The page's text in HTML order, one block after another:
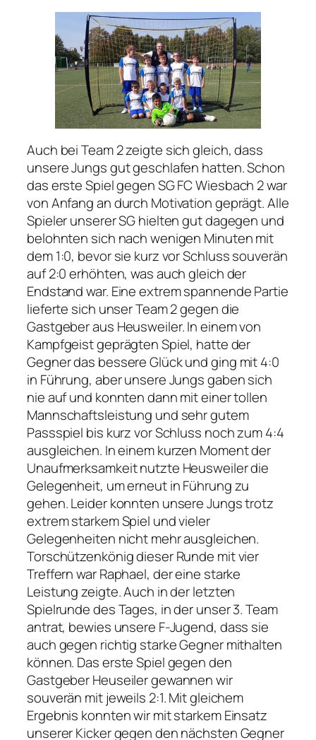
Auch bei Team 2 zeigte sich gleich, dass
unsere Jungs gut geschlafen hatten. Schon
das erste Spiel gegen SG FC Wiesbach 2 war
von Anfang an durch Motivation geprägt. Alle
Spieler unserer SG hielten gut dagegen und
belohnten sich nach wenigen Minuten mit
dem 1:0, bevor sie kurz vor Schluss souverän
auf 2:0 erhöhten, was auch gleich der
Endstand war. Eine extrem spannende Partie
lieferte sich unser Team 2 gegen die
Gastgeber aus Heusweiler. In einem von
Kampfgeist geprägten Spiel, hatte der
Gegner das bessere Glück und ging mit 4:0
in Führung, aber unsere Jungs gaben sich
nie auf und konnten dann mit einer tollen
Mannschaftsleistung und sehr gutem
Passspiel bis kurz vor Schluss noch zum 4:4
ausgleichen. In einem kurzen Moment der
Unaufmerksamkeit nutzte Heusweiler die
Gelegenheit, um erneut in Führung zu
gehen. Leider konnten unsere Jungs trotz
extrem starkem Spiel und vieler
Gelegenheiten nicht mehr ausgleichen.
Torschützenkönig dieser Runde mit vier
Treffern war Raphael, der eine starke
Leistung zeigte. Auch in der letzten
Spielrunde des Tages, in der unser 3. Team
antrat, bewies unsere F-Jugend, dass sie
auch gegen richtig starke Gegner mithalten
können. Das erste Spiel gegen den
Gastgeber Heuseiler gewannen wir
souverän mit jeweils 2:1. Mit gleichem
Ergebnis konnten wir mit starkem Einsatz
unserer Kicker gegen den nächsten Gegner